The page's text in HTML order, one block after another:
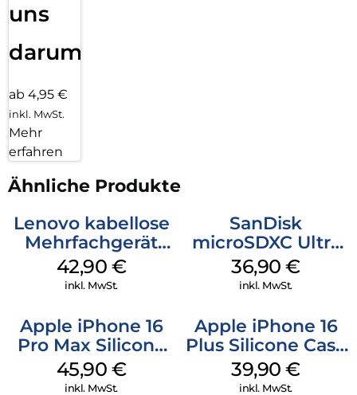
uns
darum!
ab 4,95 €
inkl. MwSt.
Mehr
erfahren
Ähnliche Produkte
Lenovo kabellose
Mehrfachgerät
Luna Grey
42,90 €
inkl. MwSt.
SanDisk
microSDXC Ultra
128 GB + Adapter
Mobile
36,90€
inkl. MwSt.
Apple iPhone 16
Pro Max Silicone
Case MagSafe
Ultramarine
45,90 €
inkl. MwSt.
Apple iPhone 16
Plus Silicone Case
MagSafe Plum
39,90€
inkl. MwSt.